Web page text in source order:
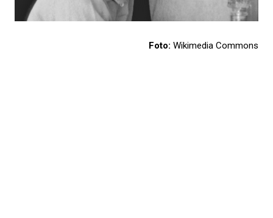
Foto: Wikimedia Commons